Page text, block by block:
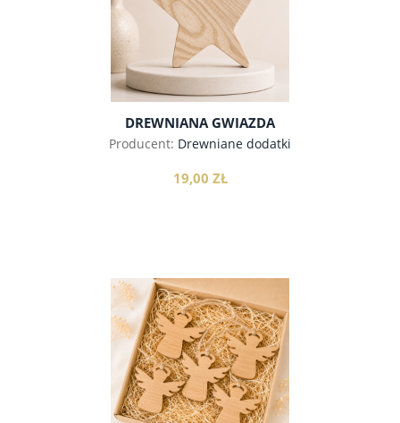
DREWNIANA GWIAZDA
Producent: Drewniane dodatki
19,00 ZŁ
do koszyka